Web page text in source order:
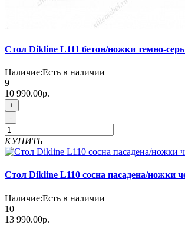
Стол Dikline L111 бетон/ножки темно-
Наличие:Есть в наличии
9
10 990.00р.
+
-
КУПИТЬ
Стол Dikline L110 сосна пасадена/ножки
Наличие:Есть в наличии
10
13 990.00р.